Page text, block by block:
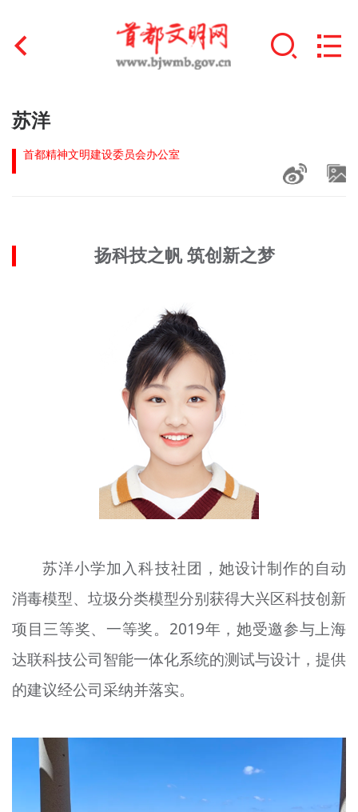
首页
文明创建
未成年人思想道德建设
北京宣传文化引导基金
苏洋
首都精神文明建设委员会办公室
扬科技之帆 筑创新之梦
苏洋小学加入科技社团，她设计制作的自动
消毒模型、垃圾分类模型分别获得大兴区科技创新
项目三等奖、一等奖。2019年，她受邀参与上海
达联科技公司智能一体化系统的测试与设计，提供
的建议经公司采纳并落实。